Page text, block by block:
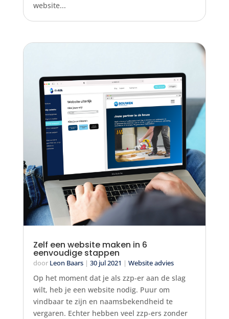
website...
Zelf een website maken in 6
eenvoudige stappen
door Leon Baars| 30 jul 2021 | Website advies
Op het moment dat je als zzp-er aan de slag
wilt, heb je een website nodig. Puur om
vindbaar te zijn en naamsbekendheid te
vergaren. Echter hebben veel zzp-ers zonder